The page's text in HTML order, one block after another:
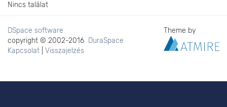
Nincs találat
DSpace software
copyright © 2002-2016 DuraSpace
Kapcsolat
Visszajelzés
Theme by